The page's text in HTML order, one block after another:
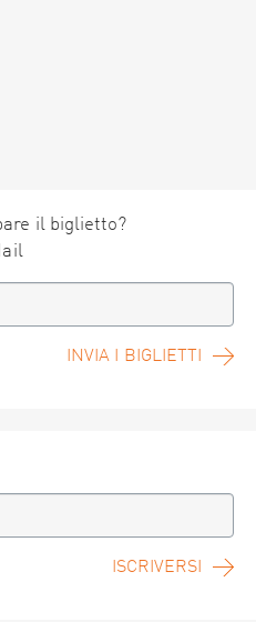
il biglietto?
INVIA I BIGLIETTI
ISCRIVERSI